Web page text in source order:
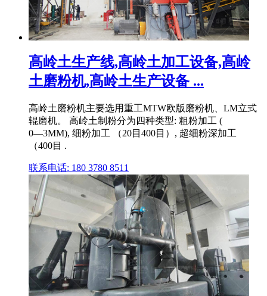
高岭土生产线,高岭土加工设备,高岭
土磨粉机,高岭土生产设备 ...
高岭土磨粉机主要选用重工MTW欧版磨粉机、LM立式
辊磨机。 高岭土制粉分为四种类型: 粗粉加工 (
0―3MM), 细粉加工 （20目400目）, 超细粉深加工
（400目 .
联系电话: 180 3780 8511